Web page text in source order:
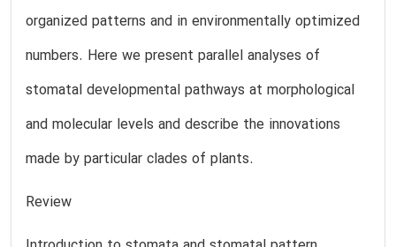
organized patterns and in environmentally optimized
numbers. Here we present parallel analyses of
stomatal developmental pathways at morphological
and molecular levels and describe the innovations
made by particular clades of plants.
Review